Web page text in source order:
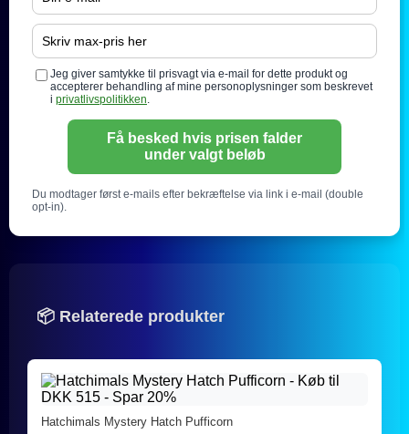
Jeg giver samtykke til prisvagt via e-mail for dette produkt og
accepterer behandling af mine personoplysninger som beskrevet
i privatlivspolitikken.
Få besked hvis prisen falder
under valgt beløb
Du modtager først e-mails efter bekræftelse via link i e-mail (double
opt-in).
📦 Relaterede produkter
Hatchimals Mystery Hatch Pufficorn